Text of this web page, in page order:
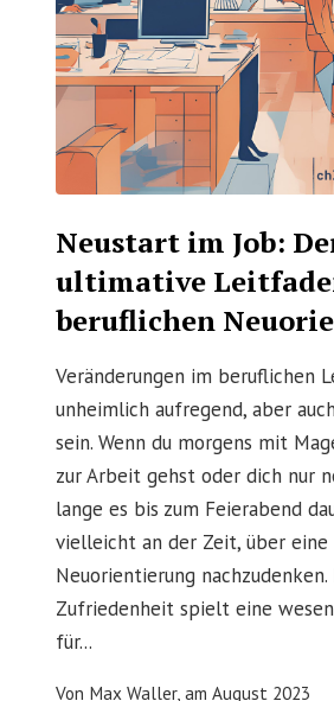
Neustart im Job:
ultimative
beruflichen
Veränderungen im beruflichen
unheimlich aufregend, aber
sein. Wenn du morgens mit
zur Arbeit gehst oder dich nur
lange es bis zum Feierabend
vielleicht an der Zeit, über eine
Neuorientierung
Zufriedenheit spielt eine
für...
Von Max Waller, amAugust 2023